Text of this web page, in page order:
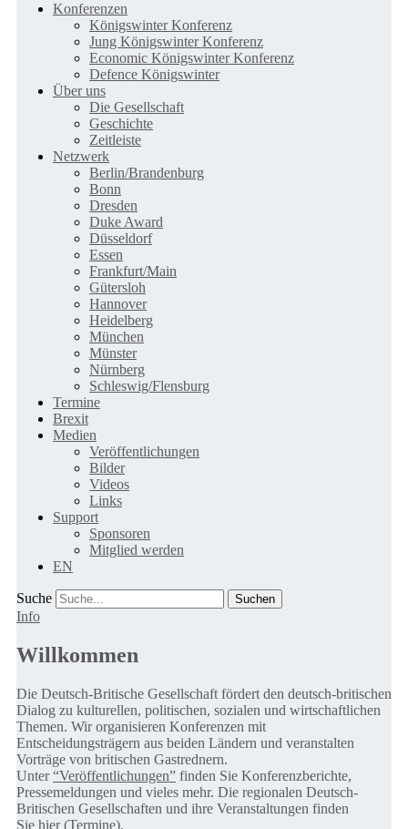
Konferenzen
Königswinter Konferenz
Jung Königswinter Konferenz
Economic Königswinter Konferenz
Defence Königswinter
Über uns
Die Gesellschaft
Geschichte
Zeitleiste
Netzwerk
Berlin/Brandenburg
Bonn
Dresden
Duke Award
Düsseldorf
Essen
Frankfurt/Main
Gütersloh
Hannover
Heidelberg
München
Münster
Nürnberg
Schleswig/Flensburg
Termine
Brexit
Medien
Veröffentlichungen
Bilder
Videos
Links
Support
Sponsoren
Mitglied werden
EN
Suche
Info
Willkommen
Die Deutsch-Britische Gesellschaft fördert den deutsch-britischen
Dialog zu kulturellen, politischen, sozialen und wirtschaftlichen
Themen. Wir organisieren Konferenzen mit
Entscheidungsträgern aus beiden Ländern und veranstalten
Vorträge von britischen Gastrednern.
Unter“Veröffentlichungen” finden Sie Konferenzberichte,
Pressemeldungen und vieles mehr. Die regionalen Deutsch-
Britischen Gesellschaften und ihre Veranstaltungen finden
Sie hier (Termine).